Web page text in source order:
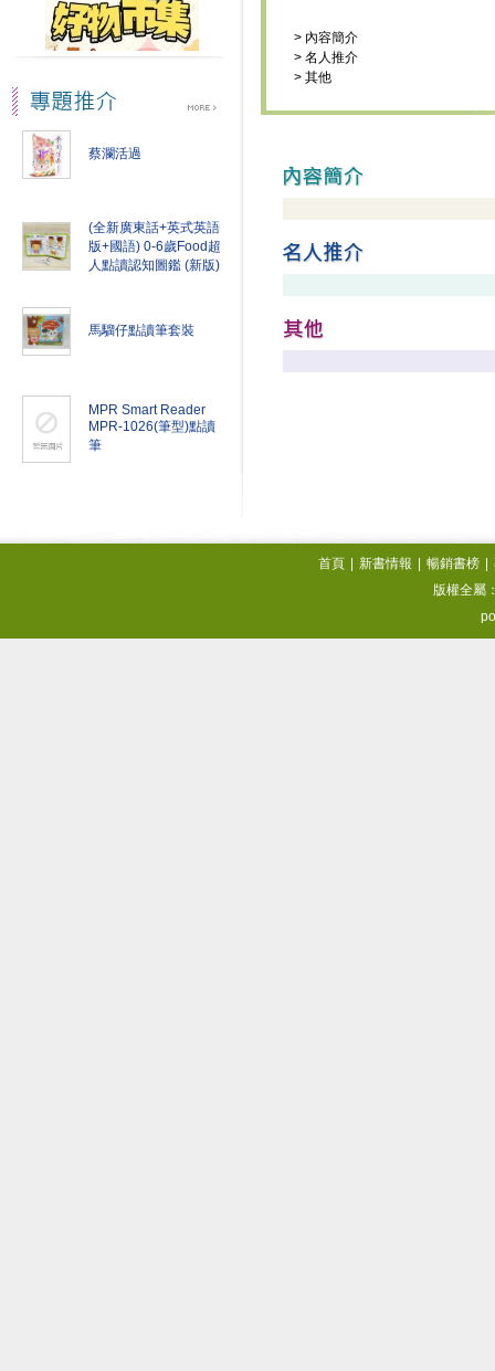
蔡瀾活過
(全新廣東話+英式英語
版+國語) 0-6歲Food超
人點讀認知圖鑑 (新版)
馬騮仔點讀筆套裝
MPR Smart Reader
MPR-1026(筆型)點讀
筆
> 內容簡介
> 名人推介
> 其他
首頁 新書情報 暢銷書榜
版權全屬